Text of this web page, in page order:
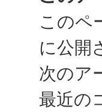
このペ
に公開
次のア
最近の